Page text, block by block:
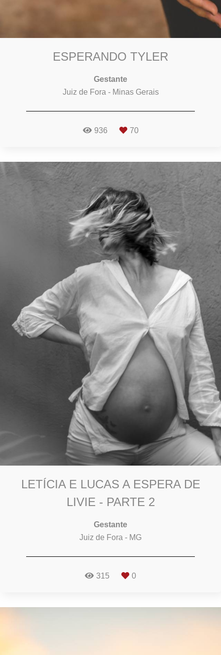
ESPERANDO TYLER
Gestante
Juiz de Fora - Minas Gerais
936 70
LETÍCIA E LUCAS A ESPERA DE
LIVIE - PARTE 2
Gestante
Juiz de Fora - MG
315 0